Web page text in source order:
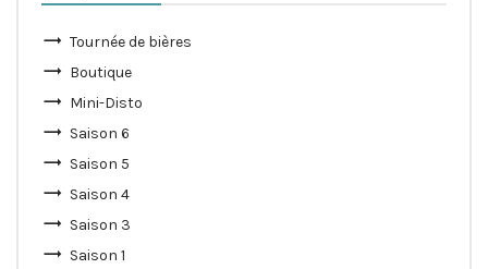
Tournée de bières
Boutique
Mini-Disto
Saison 6
Saison 5
Saison 4
Saison 3
Saison 1